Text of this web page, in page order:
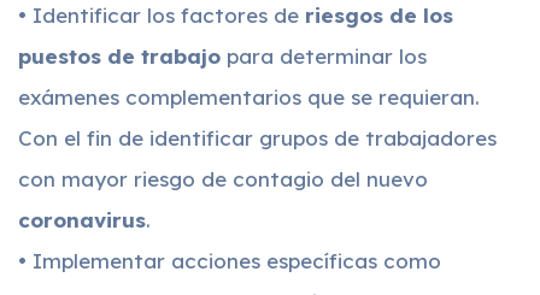
• Identificar los factores de riesgos de los
puestos de trabajo para determinar los
exámenes complementarios que se requieran.
Con el fin de identificar grupos de trabajadores
con mayor riesgo de contagio del nuevo
coronavirus.
• Implementar acciones específicas como